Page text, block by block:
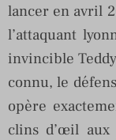
lancer en avril
l’attaquant
invincible
connu, le
opère
clins d’œil aux